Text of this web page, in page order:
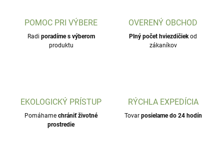
POMOC PRI VÝBERE
Radi poradíme s výberom
produktu
OVERENÝ OBCHOD
Plný počet hviezdičiekod
zákaníkov
EKOLOGICKÝ PRÍSTUP
Pomáhame chrániť životné
prostredie
RÝCHLA EXPEDÍCIA
Tovar posielame do 24 hodín